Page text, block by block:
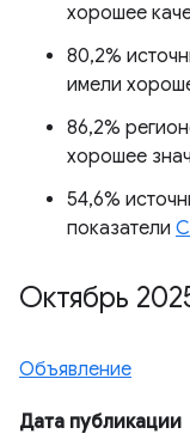
хорошее
80,2%
имели
86,2%
хорошее
54,6%
показатели
Октябрь
Объявление
Дата публикации